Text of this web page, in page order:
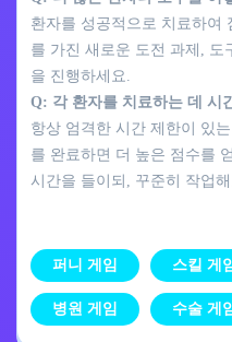
환자를 성공적으로 치료하여
를 가진 새로운 도전 과제, 도
을 진행하세요.
Q: 각 환자를 치료하는 데 시
항상 엄격한 시간 제한이 있
를 완료하면 더 높은 점수를
시간을 들이되, 꾸준히 작업해
퍼니 게임 스킬 게
병원 게임 수술 게